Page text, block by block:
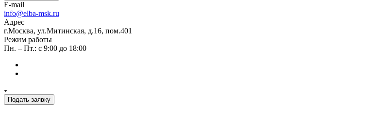
E-mail
info@elba-msk.ru
Адрес
г.Москва, ул.Митинская, д.16, пом.401
Режим работы
Пн. – Пт.: с 9:00 до 18:00
Подать заявку